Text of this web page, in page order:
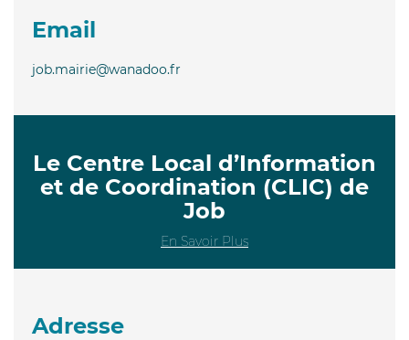
Email
job.mairie@wanadoo.fr
Le Centre Local d’Information
et de Coordination (CLIC) de
Job
En Savoir Plus
Adresse